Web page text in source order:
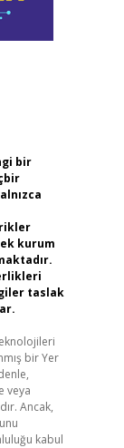
bir
kurum
taslak
bir Yer
veya
Ancak,
kabul